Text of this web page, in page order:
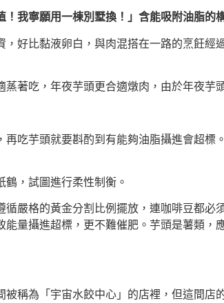
我寧願用一棟別墅換！」含能吸附油脂的
好比黏液卵白，與肉混搭在一路的烹飪經
著吃，年夜芋頭更合適燉肉，由於年夜芋
吃芋頭就要斟酌到有能夠油脂攝進會超標
，試圖進行柔性制衡。
嚴格的黃金分割比例擺放，連咖啡豆都必
量攝進超標，更不難催肥。芋頭是薯類，
稱為「宇宙水餃中心」的店裡，但這間店